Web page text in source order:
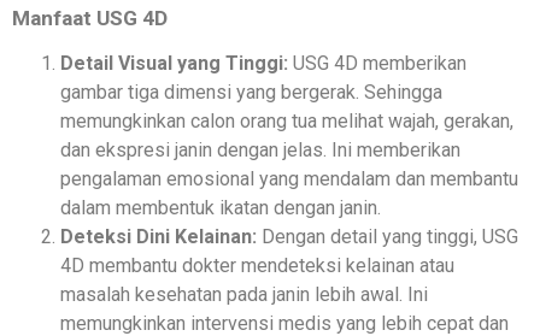
Manfaat USG 4D
Detail Visual yang Tinggi: USG 4D memberikan
gambar tiga dimensi yang bergerak. Sehingga
memungkinkan calon orang tua melihat wajah, gerakan,
dan ekspresi janin dengan jelas. Ini memberikan
pengalaman emosional yang mendalam dan membantu
dalam membentuk ikatan dengan janin.
Deteksi Dini Kelainan: Dengan detail yang tinggi, USG
4D membantu dokter mendeteksi kelainan atau
masalah kesehatan pada janin lebih awal. Ini
memungkinkan intervensi medis yang lebih cepat dan